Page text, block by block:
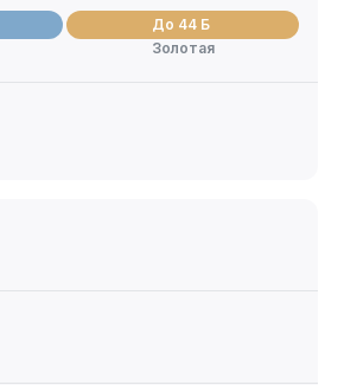
До 44 Б
Золотая